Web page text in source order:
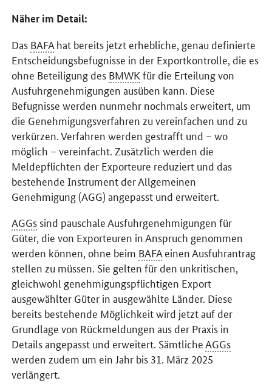
Näher im Detail:
Das BAFAhat bereits jetzt erhebliche, genau definierte
Entscheidungsbefugnisse in der Exportkontrolle, die es
ohne Beteiligung des BMWK für die Erteilung von
Ausfuhrgenehmigungen ausüben kann. Diese
Befugnisse werden nunmehr nochmals erweitert, um
die Genehmigungsverfahren zu vereinfachen und zu
verkürzen. Verfahren werden gestrafft und – wo
möglich – vereinfacht. Zusätzlich werden die
Meldepflichten der Exporteure reduziert und das
bestehende Instrument der Allgemeinen
Genehmigung (AGG) angepasst und erweitert.
AGGs sind pauschale Ausfuhrgenehmigungen für
Güter, die von Exporteuren in Anspruch genommen
werden können, ohne beim BAFAeinen Ausfuhrantrag
stellen zu müssen. Sie gelten für den unkritischen,
gleichwohl genehmigungspflichtigen Export
ausgewählter Güter in ausgewählte Länder. Diese
bereits bestehende Möglichkeit wird jetzt auf der
Grundlage von Rückmeldungen aus der Praxis in
Details angepasst und erweitert. SämtlicheAGGs
werden zudem um ein Jahr bis 31. März 2025
verlängert.